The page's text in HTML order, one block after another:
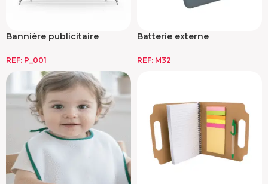
Bannière publicitaire
REF: P_001
Batterie externe
REF: M32